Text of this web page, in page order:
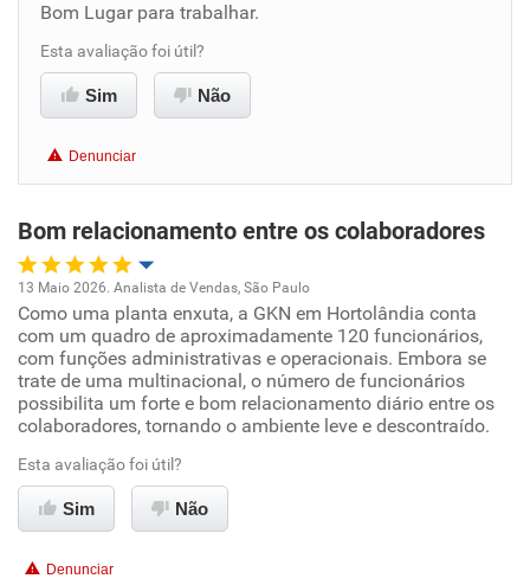
Oportunidade de promoção
Ambiente de trabalho
Benefícios
Recomenda esta empresa
Recomenda a diretoria
Bom Lugar para trabalhar.
Esta avaliação foi útil?
Sim Não
Denunciar
Bom relacionamento entre os colaboradores
Oportunidade de promoção
Ambiente de trabalho
Conciliação com a vida familiar
Benefícios
13 Maio 2026. Analista de Vendas, São Paulo
Como uma planta enxuta, a GKN em Hortolândia conta
com um quadro de aproximadamente 120 funcionários,
com funções administrativas e operacionais. Embora se
trate de uma multinacional, o número de funcionários
possibilita um forte e bom relacionamento diário entre os
colaboradores, tornando o ambiente leve e descontraído.
Esta avaliação foi útil?
Sim Não
Denunciar